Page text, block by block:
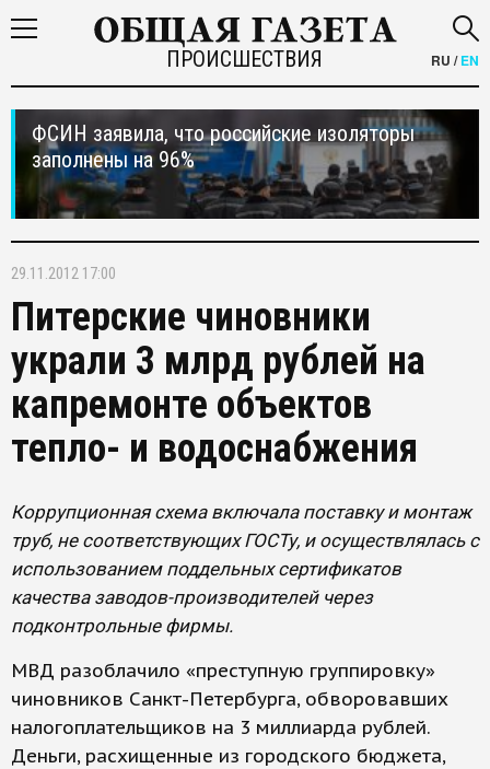
ПРОИСШЕСТВИЯ RU /EN
ФСИН заявила, что российские изоляторы
заполнены на 96%
29.11.2012 17:00
Питерские чиновники
украли 3 млрд рублей на
капремонте объектов
тепло- и водоснабжения
Коррупционная схема включала поставку и монтаж
труб, не соответствующих ГОСТу, и осуществлялась с
использованием поддельных сертификатов
качества заводов-производителей через
подконтрольные фирмы.
МВД разоблачило «преступную группировку»
чиновников Санкт-Петербурга, обворовавших
налогоплательщиков на 3 миллиарда рублей.
Деньги, расхищенные из городского бюджета,